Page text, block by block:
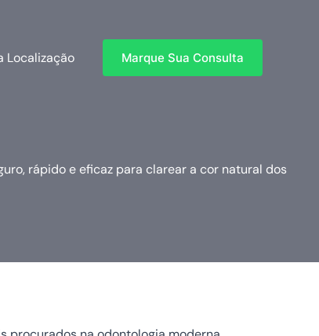
Localização Marque Sua Consulta
rápido e eficaz para clarear a cor natural dos